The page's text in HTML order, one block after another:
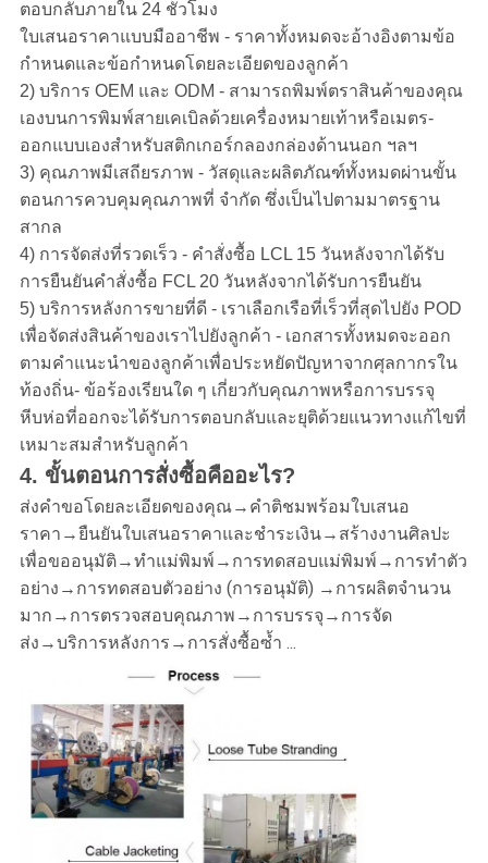
ตอบกลับภายใน 24 ชั่วโมง
ใบเสนอราคาแบบมืออาชีพ - ราคาทั้งหมดจะอ้างอิงตามข้อ
กำหนดและข้อกำหนดโดยละเอียดของลูกค้า
2) บริการ OEM และ ODM - สามารถพิมพ์ตราสินค้าของคุณ
เองบนการพิมพ์สายเคเบิลด้วยเครื่องหมายเท้าหรือเมตร-
ออกแบบเองสำหรับสติกเกอร์กลองกล่องด้านนอก ฯลฯ
3) คุณภาพมีเสถียรภาพ - วัสดุและผลิตภัณฑ์ทั้งหมดผ่านขั้น
ตอนการควบคุมคุณภาพที่ จำกัด ซึ่งเป็นไปตามมาตรฐาน
สากล
4) การจัดส่งที่รวดเร็ว - คำสั่งซื้อ LCL 15 วันหลังจากได้รับ
การยืนยันคำสั่งซื้อ FCL 20 วันหลังจากได้รับการยืนยัน
5) บริการหลังการขายที่ดี - เราเลือกเรือที่เร็วที่สุดไปยัง POD
เพื่อจัดส่งสินค้าของเราไปยังลูกค้า - เอกสารทั้งหมดจะออก
ตามคำแนะนำของลูกค้าเพื่อประหยัดปัญหาจากศุลกากรใน
ท้องถิ่น- ข้อร้องเรียนใด ๆ เกี่ยวกับคุณภาพหรือการบรรจุ
หีบห่อที่ออกจะได้รับการตอบกลับและยุติด้วยแนวทางแก้ไขที่
เหมาะสมสำหรับลูกค้า
4. ขั้นตอนการสั่งซื้อคืออะไร?
ส่งคำขอโดยละเอียดของคุณ→คำติชมพร้อมใบเสนอ
ราคา→ยืนยันใบเสนอราคาและชำระเงิน→สร้างงานศิลปะ
เพื่อขออนุมัติ→ทำแม่พิมพ์→การทดสอบแม่พิมพ์→การทำตัว
อย่าง→การทดสอบตัวอย่าง (การอนุมัติ) →การผลิตจำนวน
มาก→การตรวจสอบคุณภาพ→การบรรจุ→การจัด
ส่ง→บริการหลังการ→การสั่งซื้อซ้ำ ...